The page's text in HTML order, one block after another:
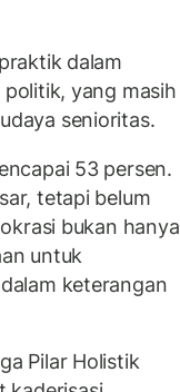
dalam
yang masih
senioritas.
53 persen.
tetapi belum
bukan hanya
untuk
keterangan
Pilar Holistik